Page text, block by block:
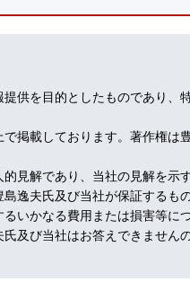
供を目的としたものであり、
掲載しております。著作権は
見解であり、当社の見解を示
逸夫氏及び当社が保証するも
いかなる費用または損害等に
及び当社はお答えできません